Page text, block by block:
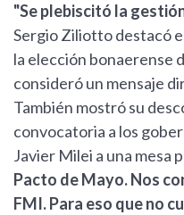
"Se plebiscitó la
Sergio Ziliotto destacó
la elección bonaerense
consideró un mensaje
También mostró su
convocatoria a los
Javier Milei a una mesa
Pacto de Mayo. Nos
FMI. Para eso que no